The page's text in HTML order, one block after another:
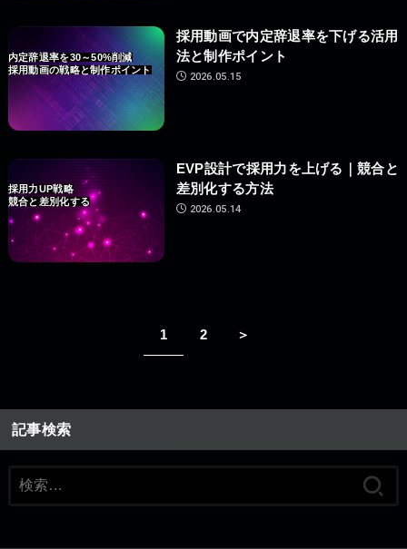
内定辞退率を30～50%削減
採用動画の戦略と制作ポイント
採用動画で内定辞退率を下げる活用
法と制作ポイント
2026.05.15
採用力UP戦略
競合と差別化する
EVP設計で採用力を上げる｜競合と
差別化する方法
2026.05.14
1 2 ＞
記事検索